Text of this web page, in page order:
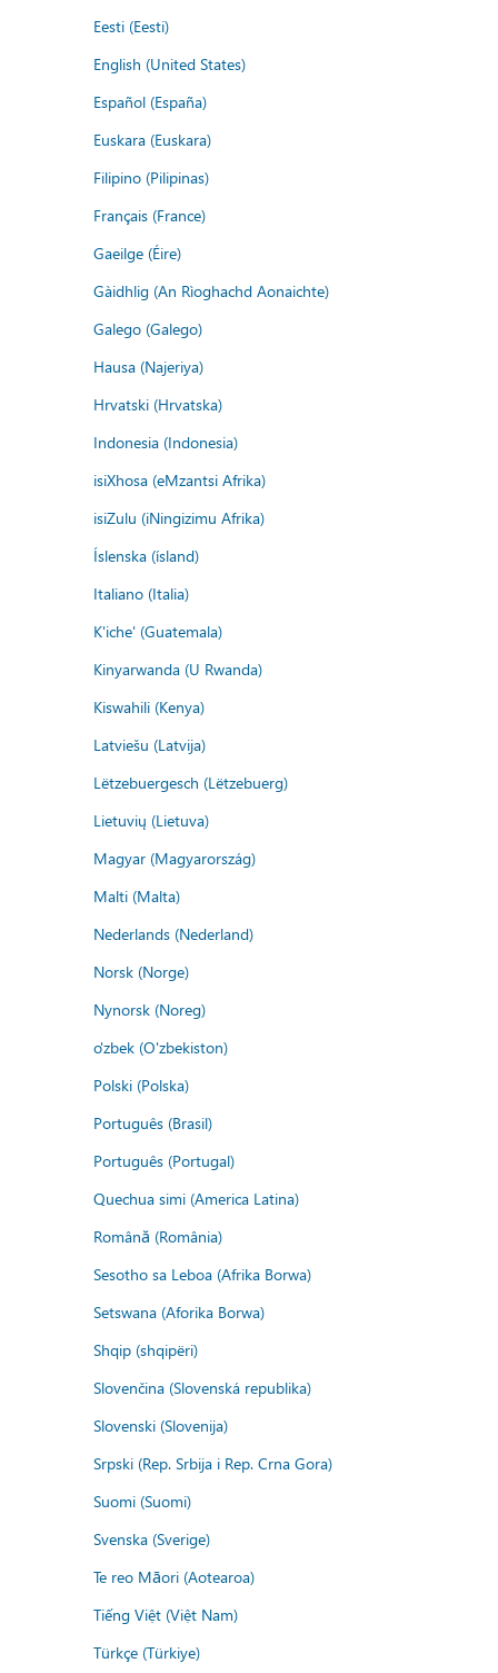
Eesti (Eesti)
English (United States)
Español (España)
Euskara (Euskara)
Filipino (Pilipinas)
Français (France)
Gaeilge (Éire)
Gàidhlig (An Rìoghachd Aonaichte)
Galego (Galego)
Hausa (Najeriya)
Hrvatski (Hrvatska)
Indonesia (Indonesia)
isiXhosa (eMzantsi Afrika)
isiZulu (iNingizimu Afrika)
Íslenska (ísland)
Italiano (Italia)
K'iche' (Guatemala)
Kinyarwanda (U Rwanda)
Kiswahili (Kenya)
Latviešu (Latvija)
Lëtzebuergesch (Lëtzebuerg)
Lietuvių (Lietuva)
Magyar (Magyarország)
Malti (Malta)
Nederlands (Nederland)
Norsk (Norge)
Nynorsk (Noreg)
o'zbek (O'zbekiston)
Polski (Polska)
Português (Brasil)
Português (Portugal)
Quechua simi (America Latina)
Română (România)
Sesotho sa Leboa (Afrika Borwa)
Setswana (Aforika Borwa)
Shqip (shqipëri)
Slovenčina (Slovenská republika)
Slovenski (Slovenija)
Srpski (Rep. Srbija i Rep. Crna Gora)
Suomi (Suomi)
Svenska (Sverige)
Te reo Māori (Aotearoa)
Tiếng Việt (Việt Nam)
Türkçe (Türkiye)